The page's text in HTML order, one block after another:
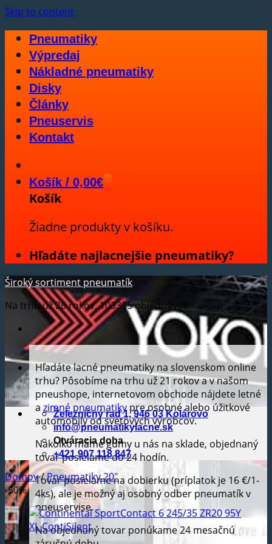
Skip to content
Pneumatiky
Výpredaj
Nákladné pneumatiky
Disky
Články
Pneuservis
Kontakt
Košík / 0,00€
Košík
Žiadne produkty v košíku.
Hľadáte najlacnejšie pneumatiky?
Široký sortiment pneumatík
Na trhu už 26 rokov, 103355 objednávok
Hľadáte lacné pneumatiky na slovenskom online
trhu? Pôsobíme na trhu už 21 rokov a v našom
pneushope, internetovom obchode nájdete letné
a zimné pneumatiky pre osobné alebo úžitkové
automobily od svetových výrobcov.
Nakoľko máme gumy u nás na sklade, objednaný
tovar posielame do 24 hodín.
Tovar posielame na dobierku (príplatok je 16 €/1-
4ks), ale je možný aj osobný odber pneumatík v
pneuservise.
Na objednaný tovar ponúkame 24 mesačnú
Železničný rad 1, 946 03 Kolárovo
info@pneumatikylacne.sk
Otváracia doba
+421 907 118 847
Domov/Pneumatiky 20"
-50%